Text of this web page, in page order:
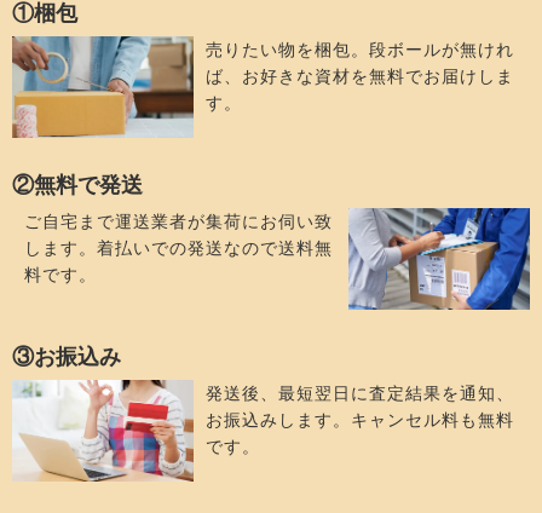
①梱包
売りたい物を梱包。段ボールが無けれ
ば、お好きな資材を無料でお届けしま
す。
②無料で発送
ご自宅まで運送業者が集荷にお伺い致
します。着払いでの発送なので送料無
料です。
③お振込み
発送後、最短翌日に査定結果を通知、
お振込みします。キャンセル料も無料
です。